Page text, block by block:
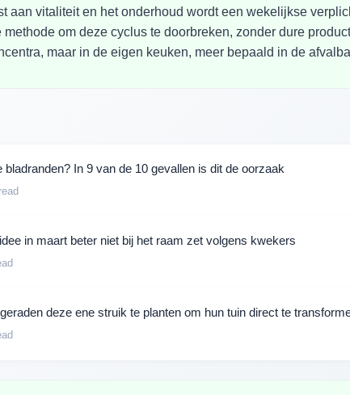
aan vitaliteit en het onderhoud wordt een wekelijkse
om deze cyclus te doorbreken, zonder dure
maar in de eigen keuken, meer bepaald in de
bladranden? In 9 van de 10 gevallen is dit de oorzaak
in maart beter niet bij het raam zet volgens kwekers
deze ene struik te planten om hun tuin direct te